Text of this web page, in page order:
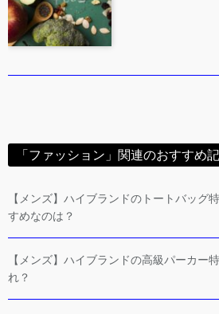
「ファッション」関連のおすすめ
【メンズ】ハイブランドのトートバッグ
すめなのは？
【メンズ】ハイブランドの高級パーカー
れ？